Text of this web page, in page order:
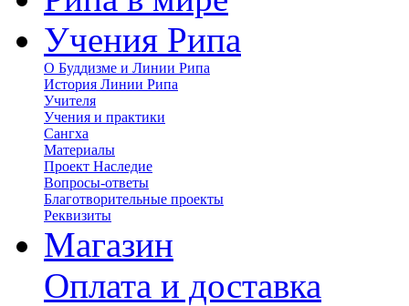
Учения Рипа
О Буддизме и Линии Рипа
История Линии Рипа
Учителя
Учения и практики
Сангха
Материалы
Проект Наследие
Вопросы-ответы
Благотворительные проекты
Реквизиты
Магазин
Оплата и доставка